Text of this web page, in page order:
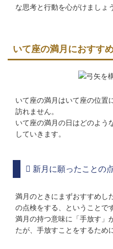
な思考と行動を心がけましょ
いて座の満月におすす
いて座の満月はいて座の位置
訪れません。
いて座の満月の日はどのよう
していきます。
新月に願ったことの
満月のときにまずおすすめし
の点検をする、ということで
満月の持つ意味に「手放す」
たが、手放すことをするため